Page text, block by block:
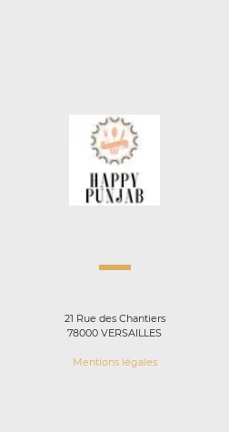
21 Rue des Chantiers
78000 VERSAILLES
Mentions légales